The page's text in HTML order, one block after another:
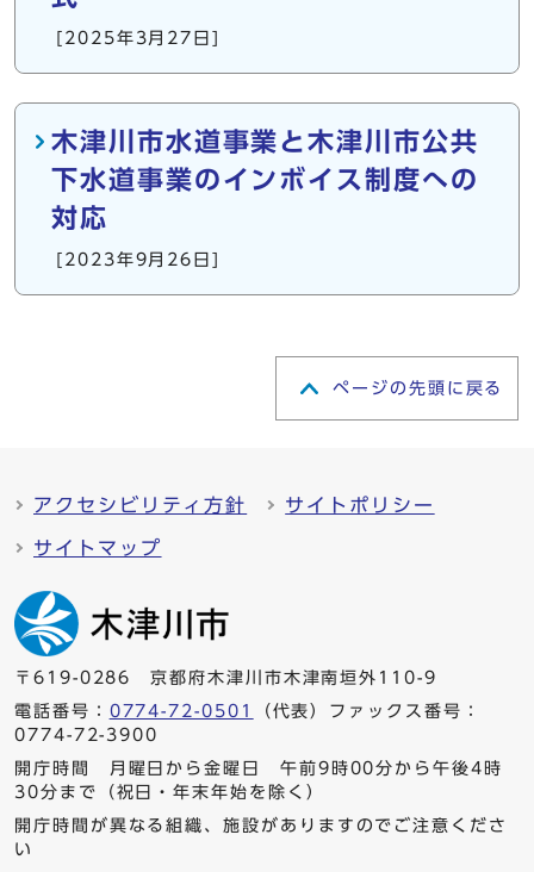
[2025年3月27日]
木津川市水道事業と木津川市公共
下水道事業のインボイス制度への
対応
[2023年9月26日]
ページの先頭に戻る
アクセシビリティ方針 サイトポリシー
サイトマップ
〒619-0286 京都府木津川市木津南垣外110-9
電話番号： 0774-72-0501
（代表）ファックス番号：
0774-72-3900
開庁時間 月曜日から金曜日 午前9時00分から午後4時
30分まで（祝日・年末年始を除く）
開庁時間が異なる組織、施設がありますのでご注意くださ
い